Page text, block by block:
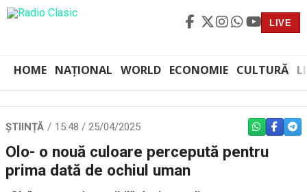
LIVE
HOME NAȚIONAL WORLD ECONOMIE CULTURĂ
ȘTIINȚĂ 15:48 / 25/04/2025 WHATSAPP
Olo- o nouă culoare percepută pentru
prima dată de ochiul uman